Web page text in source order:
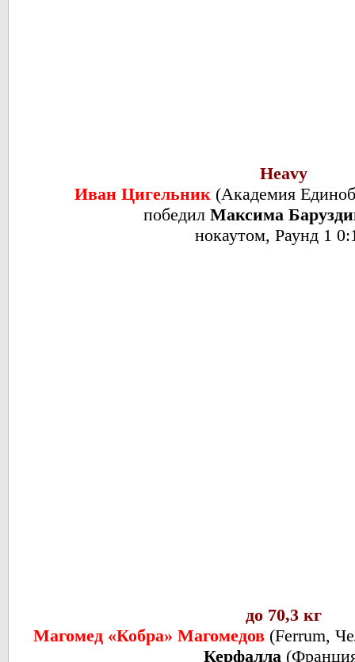
Heavy
Иван Цигельник (Академия
победил Максима
нокаутом, Раунд 1
до 70,3 кг
Магомед «Кобра» Магомедов (Ferrum,
Керфалла (